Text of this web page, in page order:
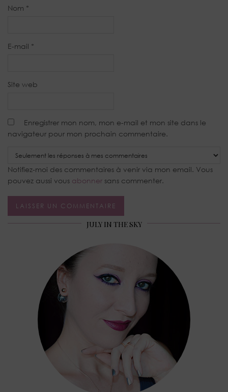
Nom *
E-mail *
Site web
Enregistrer mon nom, mon e-mail et mon site dans le
navigateur pour mon prochain commentaire.
Notifiez-moi des commentaires à venir via mon email. Vous
pouvez aussi vous abonner sans commenter.
JULY IN THE SKY